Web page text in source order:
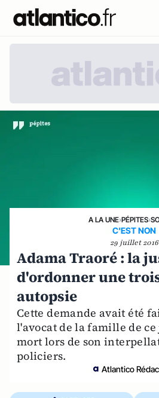
A LA UNE›PÉPITES›
C'EST NON
29 juillet 2016
Adama Traoré : la
d'ordonner une
autopsie
Cette demande avait été
l'avocat de la famille de
mort lors de son
policiers.
Atlantico